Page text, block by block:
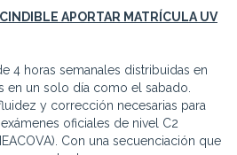
APORTAR MATRÍCULA UV
horas semanales distribuidas en
en un solo día como el sabado.
y corrección necesarias para
oficiales de nivel C2
Con una secuenciación que